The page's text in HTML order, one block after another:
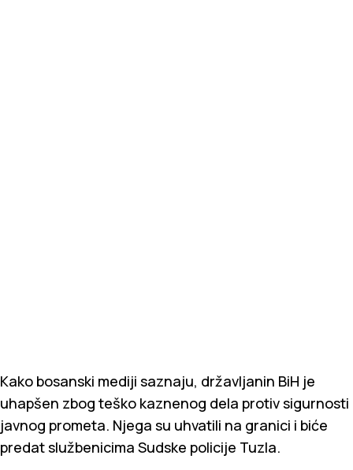
Kako bosanski mediji saznaju, državljanin BiH je
uhapšen zbog teško kaznenog dela protiv sigurnosti
javnog prometa. Njega su uhvatili na granici i biće
predat službenicima Sudske policije Tuzla.